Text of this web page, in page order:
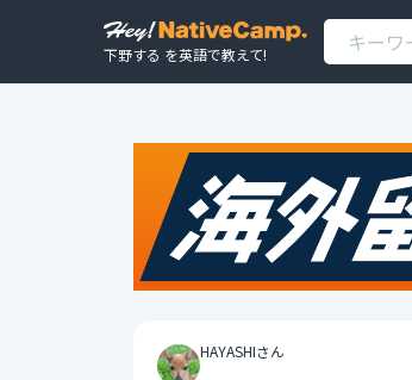
下野する を英語で教えて!
HAYASHIさん